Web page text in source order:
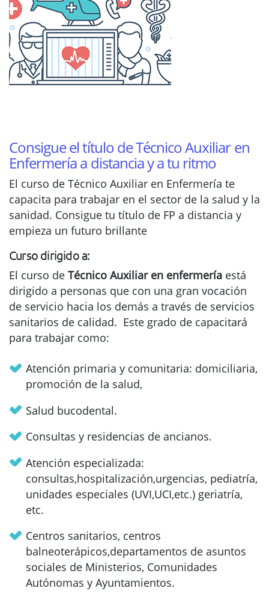
Consigue el título de Técnico Auxiliar en
Enfermería a distancia y a tu ritmo
El curso de Técnico Auxiliar en Enfermería te
capacita para trabajar en el sector de la salud y la
sanidad. Consigue tu título de FP a distancia y
empieza un futuro brillante
Curso dirigido a:
El curso de Técnico Auxiliar en enfermería está
dirigido a personas que con una gran vocación
de servicio hacia los demás a través de servicios
sanitarios de calidad. Este grado de capacitará
para trabajar como:
Atención primaria y comunitaria: domiciliaria,
promoción de la salud,
Salud bucodental.
Consultas y residencias de ancianos.
Atención especializada:
consultas,hospitalización,urgencias, pediatría,
unidades especiales (UVI,UCI,etc.) geriatría,
etc.
Centros sanitarios, centros
balneoterápicos,departamentos de asuntos
sociales de Ministerios, Comunidades
Autónomas y Ayuntamientos.